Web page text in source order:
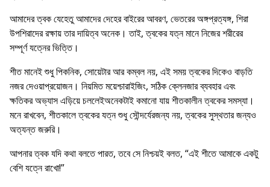
আমাদের ত্বক যেহেতু আমাদের দেহের বাইরের আবরণ, ভেতরের অঙ্গপ্রত্যঙ্গ, শিরা
উপশিরাদের রক্ষায় তার দায়িত্ব অনেক। তাই, ত্বকের যত্ন মানে নিজের শরীরের
সম্পূর্ণ যত্নের ভিত্তি।
শীত মানেই শুধু পিকনিক, সোয়েটার আর কম্বল নয়, এই সময় ত্বকের দিকেও বাড়তি
নজর দেওয়াপ্রয়োজন। নিয়মিত ময়েশ্চারাইজিং, সঠিক ক্লেনজার ব্যবহার এবং
ক্ষতিকর অভ্যাস এড়িয়ে চললেইঅনেকটাই কমানো যায় শীতকালীন ত্বকের সমস্যা।
মনে রাখবেন, শীতকালে ত্বকের যত্ন শুধু সৌন্দর্যেরজন্য নয়, ত্বকের সুস্থতার জন্যও
অত্যন্ত জরুরি।
আপনার ত্বক যদি কথা বলতে পারত, তবে সে নিশ্চয়ই বলত, “এই শীতে আমাকে একটু
বেশি যত্নে রাখো!”